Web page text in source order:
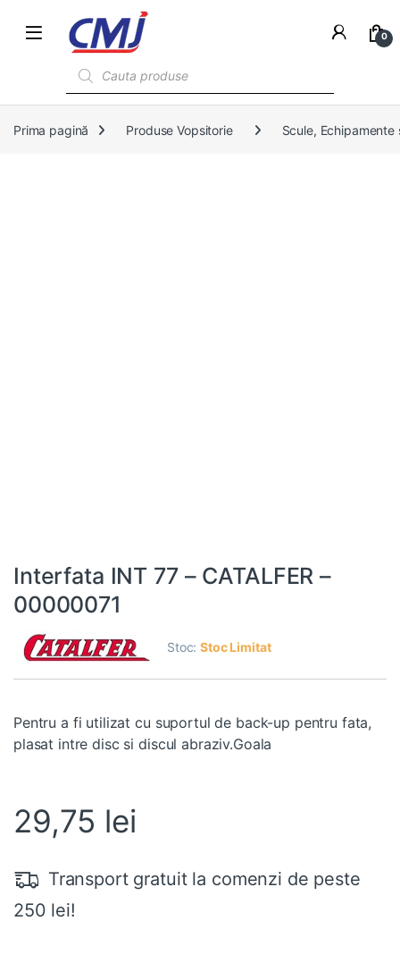
0
Prima pagină Produse Vopsitorie Scule, Echipamente
Interfata INT 77 – CATALFER –
00000071
Stoc:Stoc Limitat
Pentru a fi utilizat cu suportul de back-up pentru fata,
plasat intre disc si discul abraziv.Goala
29,75 lei
Transport gratuit la comenzi de peste
250 lei!